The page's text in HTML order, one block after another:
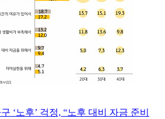
‘노후’ 걱정, “노후 대비 자금 준비